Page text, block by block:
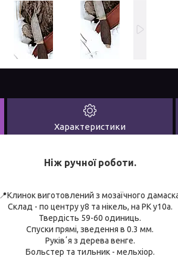
Характеристики
Ніж ручної роботи.
📍Клинок виготовлений з мозаїчного
Склад - по центру у8 та нікель, на РК у10а.
Твердість 59-60 одиниць.
Спуски прямі, зведення в 0.3 мм.
Руківʼя з дерева венге.
Больстер та тильник - мельхіор.